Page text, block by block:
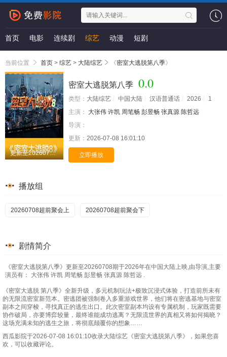
首页 电影 连续剧 综艺 动漫 短剧
当前位置 首页 > 综艺 > 大陆综艺 《密室大逃脱第八季》
更新至20260708期
密室大逃脱第八季 0.0
类型： 大陆综艺 中国大陆 汉语普通话 2026
1
主演：
大张伟 许凯 周笔畅 彭昱畅 张真源 陈哲远
导演：
更新： 2026-07-08 16:01:10
立即播放
播放组
20260708超前聚会上 20260708超前聚会下
剧情简介
《密室大逃脱第八季》更新至20260708期于2026年在中国大陆上映,由导演,主要
演员有： 大张伟 许凯 周笔畅 彭昱畅 张真源 陈哲远 .
《密室大逃脱 第八季》全新升级，多元机制玩法+极致沉浸式体验，打造前所未有
的无限流密室新范本。密逃团被强制卷入多重游戏世界，他们将在密逃基地与密室
副本之间穿梭，寻找真正的逃生出口。此次密室副本均设有专属机制，玩家既需要
协作破局，亦要博弈较量，最终谁能成功逃离？无限流世界的真相又将如何揭晓？
这场充满未知的逃生之旅，将彻底颠覆你的想象……
西瓜影院于2026-07-08 16:01:10收录大陆综艺《密室大逃脱第八季》，如果您喜
欢，可以收藏评论。